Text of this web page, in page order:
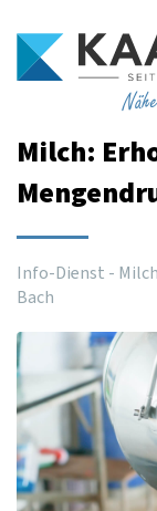
Milch:
Info-Dienst -
Bach